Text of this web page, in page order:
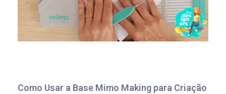
Como Usar a Base Mimo Making para Criação